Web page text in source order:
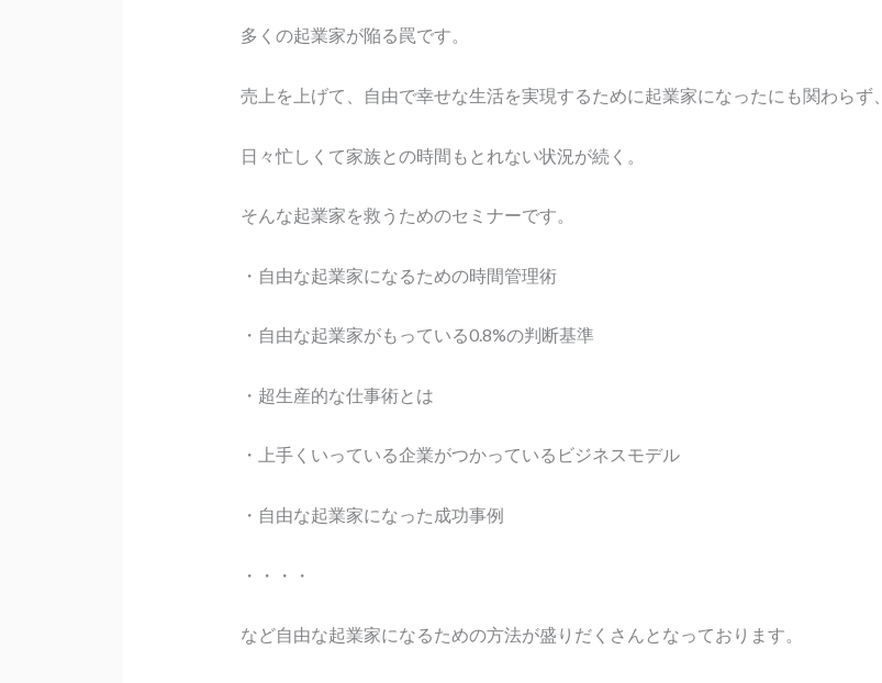
多くの起業家が陥る罠です。
売上を上げて、自由で幸せな生活を実現するために起業家になったにも関わらず、
日々忙しくて家族との時間もとれない状況が続く。
そんな起業家を救うためのセミナーです。
・自由な起業家になるための時間管理術
・自由な起業家がもっている0.8%の判断基準
・超生産的な仕事術とは
・上手くいっている企業がつかっているビジネスモデル
・自由な起業家になった成功事例
・・・・
など自由な起業家になるための方法が盛りだくさんとなっております。